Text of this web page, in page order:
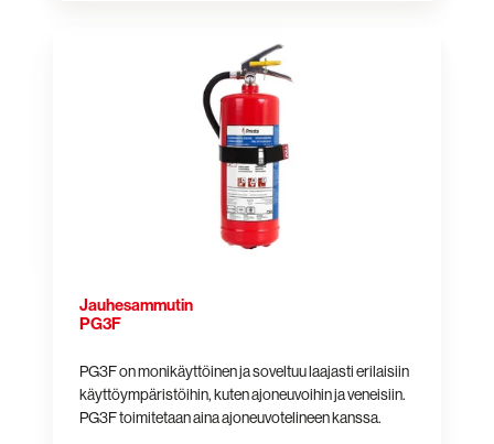
Jauhesammutin
PG3F
PG3F on monikäyttöinen ja soveltuu laajasti erilaisiin
käyttöympäristöihin, kuten ajoneuvoihin ja veneisiin.
PG3F toimitetaan aina ajoneuvotelineen kanssa.